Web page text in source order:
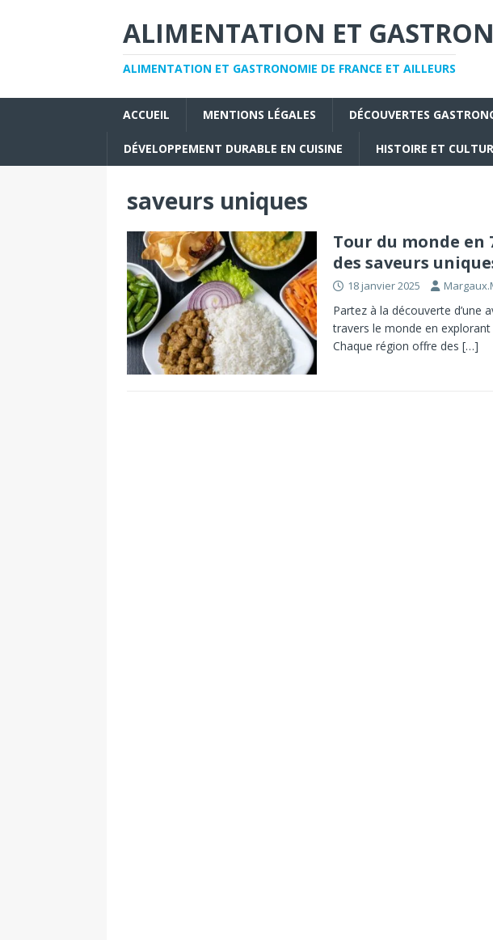
ALIMENTATION ET
ALIMENTATION ET GASTRONOMIE DE FRANCE ET AILLEURS
ACCUEIL MENTIONS LÉGALES DÉCOUVERTES
DÉVELOPPEMENT DURABLE EN CUISINE HISTOIRE ET
saveurs uniques
Tour du monde en
des saveurs
18 janvier 2025
Partez à la découverte d’une
travers le monde en
Chaque région offre des […]